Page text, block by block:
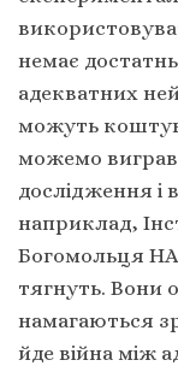
немає
адекватних
можуть
можемо
дослідження і
наприклад,
Богомольця
тягнуть. Вони
намагаються
йде війна між